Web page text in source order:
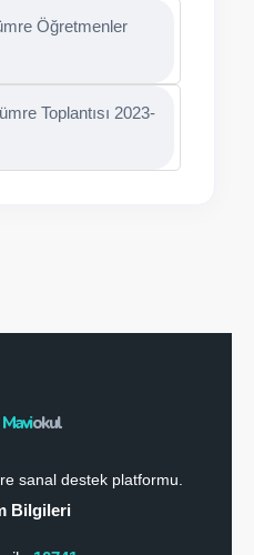
Öğretmenler
Toplantısı 2023-
Maviokul
sanal destek platformu.
Bilgileri